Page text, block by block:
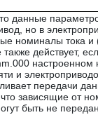
данные
но в
номиналы тока и
действует,
и
передачи
зависящие от
быть не